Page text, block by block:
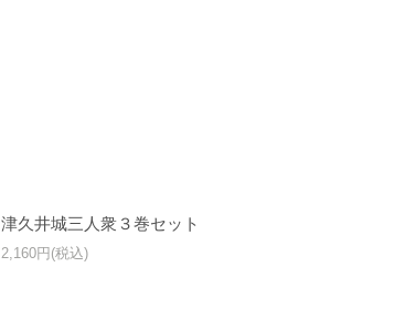
津久井城三人衆３巻セット
2,160円(税込)